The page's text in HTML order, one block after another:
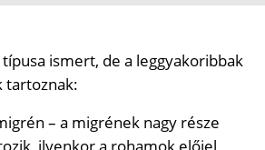
ismert, de a leggyakoribbak
tartoznak:
– a migrének nagy része
ilyenkor a rohamok előjel